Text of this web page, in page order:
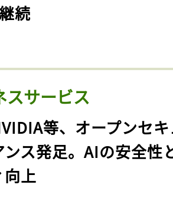
続
スサービス
等、オープンセ
ス発足。AIの安全性
向上